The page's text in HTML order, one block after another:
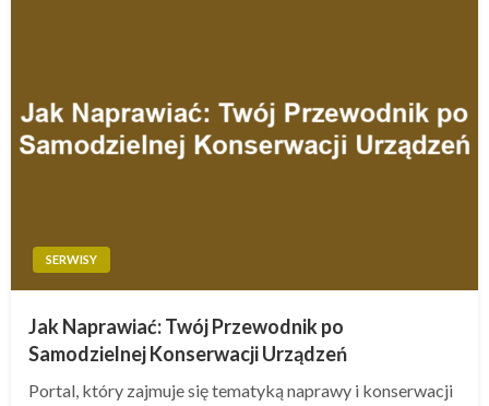
SERWISY
Jak Naprawiać: Twój Przewodnik po
Samodzielnej Konserwacji Urządzeń
Portal, który zajmuje się tematyką naprawy i konserwacji